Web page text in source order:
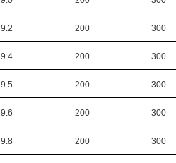
9.2 200 300
9.4 200 300
9.5 200 300
9.6 200 300
9.8 200 300